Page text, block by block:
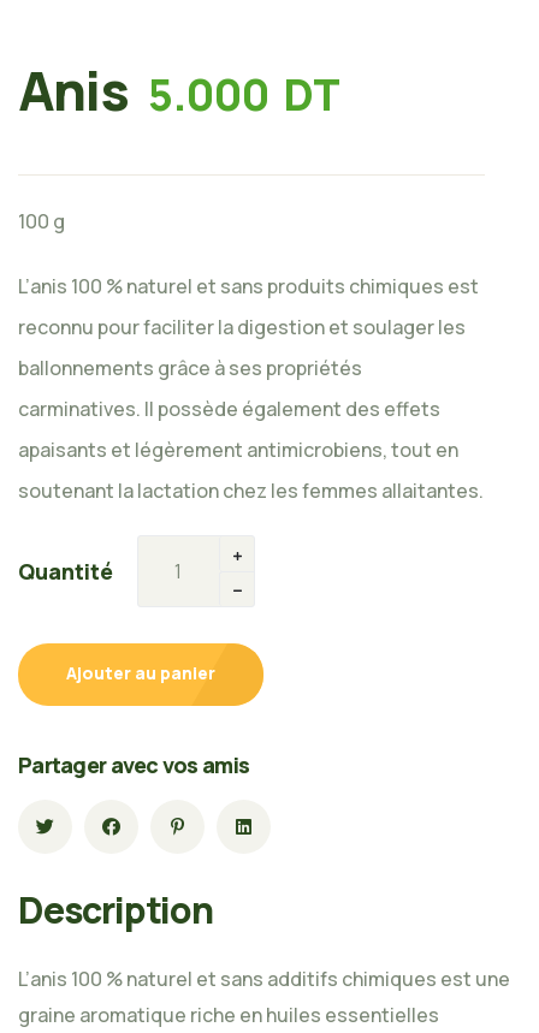
Anis 5.000 DT
100 g
L’anis 100 % naturel et sans produits chimiques est
reconnu pour faciliter la digestion et soulager les
ballonnements grâce à ses propriétés
carminatives. Il possède également des effets
apaisants et légèrement antimicrobiens, tout en
soutenant la lactation chez les femmes allaitantes.
Quantité
Ajouter au panier
Partager avec vos amis
Description
L’anis 100 % naturel et sans additifs chimiques est une
graine aromatique riche en huiles essentielles